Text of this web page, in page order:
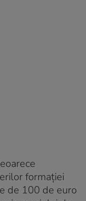
formaţiei
de 100 de euro